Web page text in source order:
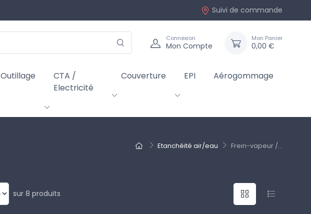
Suivi de commande
Connexion
Mon Compte
Mon Panier
0,00 €
Outillage
CTA /
Electricité
Couverture EPI Aérogommage
Etanchéité air/eau Frein-vapeur /...
sur 8 produits